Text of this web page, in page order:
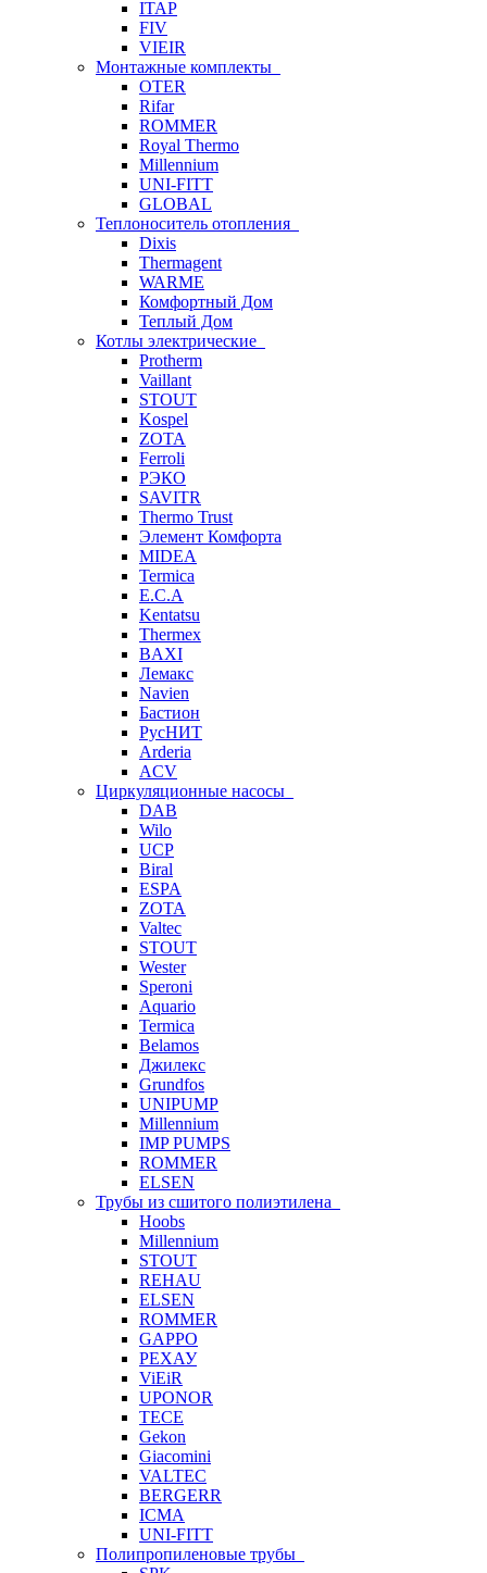
ITAP
FIV
VIEIR
Монтажные комплекты
OTER
Rifar
ROMMER
Royal Thermo
Millennium
UNI-FITT
GLOBAL
Теплоноситель отопления
Dixis
Thermagent
WARME
Комфортный Дом
Теплый Дом
Котлы электрические
Protherm
Vaillant
STOUT
Kospel
ZOTA
Ferroli
РЭКО
SAVITR
Thermo Trust
Элемент Комфорта
MIDEA
Termica
E.C.A
Kentatsu
Thermex
BAXI
Лемакс
Navien
Бастион
РусНИТ
Arderia
ACV
Циркуляционные насосы
DAB
Wilo
UCP
Biral
ESPA
ZOTA
Valtec
STOUT
Wester
Speroni
Aquario
Termica
Belamos
Джилекс
Grundfos
UNIPUMP
Millennium
IMP PUMPS
ROMMER
ELSEN
Трубы из сшитого полиэтилена
Hoobs
Millennium
STOUT
REHAU
ELSEN
ROMMER
GAPPO
РЕХАУ
ViEiR
UPONOR
TECE
Gekon
Giacomini
VALTEC
BERGERR
ICMA
UNI-FITT
Полипропиленовые трубы